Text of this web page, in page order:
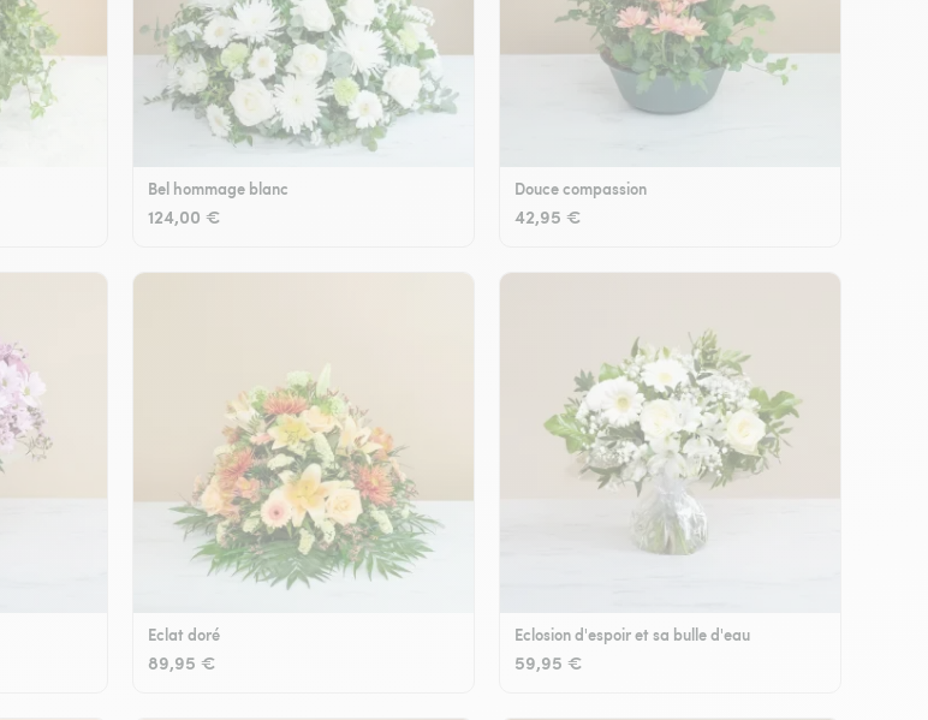
Bel hommage blanc
124,00 €
Douce compassion
42,95 €
Eclat doré
89,95 €
Eclosion d'espoir et sa bulle d'eau
59,95 €